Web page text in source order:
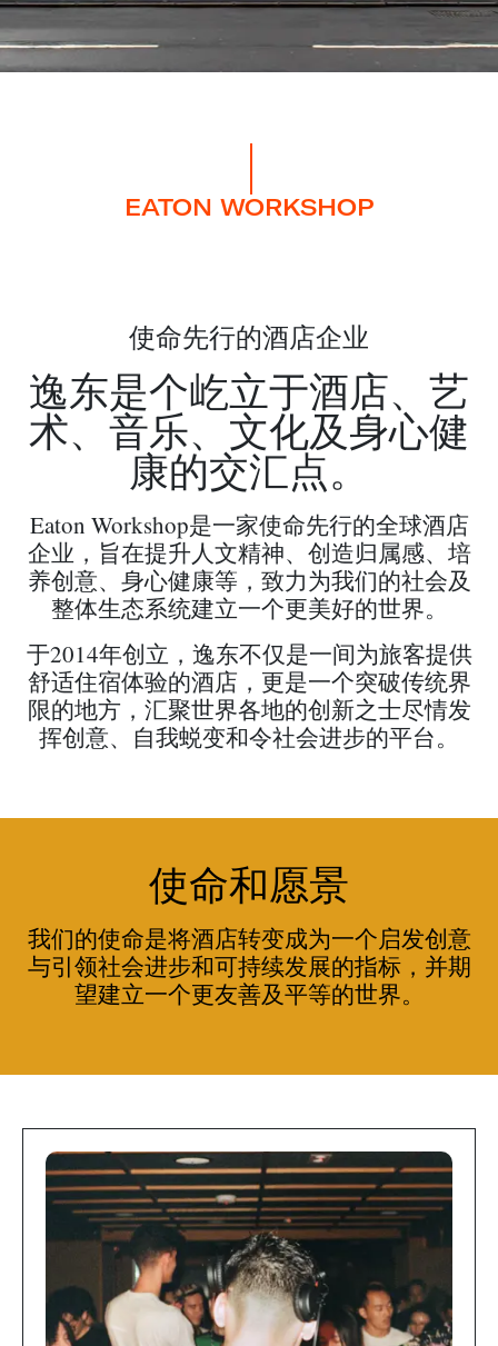
EATON WORKSHOP
使命先行的酒店企业
逸东是个屹立于酒店、艺
术、音乐、文化及身心健
康的交汇点。
Eaton Workshop是一家使命先行的全球酒店
企业，旨在提升人文精神、创造归属感、培
养创意、身心健康等，致力为我们的社会及
整体生态系统建立一个更美好的世界。
于2014年创立，逸东不仅是一间为旅客提供
舒适住宿体验的酒店，更是一个突破传统界
限的地方，汇聚世界各地的创新之士尽情发
挥创意、自我蜕变和令社会进步的平台。
使命和愿景
我们的使命是将酒店转变成为一个启发创意
与引领社会进步和可持续发展的指标，并期
望建立一个更友善及平等的世界。